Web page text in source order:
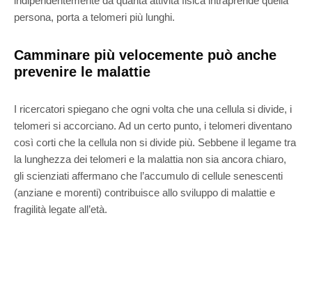
persona, porta a telomeri più lunghi.
Camminare più velocemente può anche
prevenire le malattie
I ricercatori spiegano che ogni volta che una cellula si divide, i
telomeri si accorciano. Ad un certo punto, i telomeri diventano
così corti che la cellula non si divide più. Sebbene il legame tra
la lunghezza dei telomeri e la malattia non sia ancora chiaro,
gli scienziati affermano che l’accumulo di cellule senescenti
(anziane e morenti) contribuisce allo sviluppo di malattie e
fragilità legate all’età.